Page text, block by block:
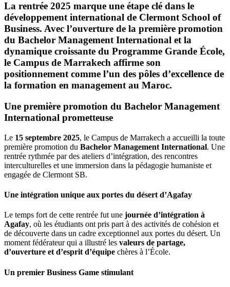
La rentrée 2025 marque une étape clé dans le
développement international de Clermont School of
Business. Avec l’ouverture de la première promotion
du Bachelor Management International et la
dynamique croissante du Programme Grande École,
le Campus de Marrakech affirme son
positionnement comme l’un des pôles d’excellence de
la formation en management au Maroc.
Une première promotion du Bachelor Management
International prometteuse
Le 15 septembre 2025, le Campus de Marrakech a accueilli la toute
première promotion du Bachelor Management International. Une
rentrée rythmée par des ateliers d’intégration, des rencontres
interculturelles et une immersion dans la pédagogie humaniste et
engagée de Clermont SB.
Une intégration unique aux portes du désert d’Agafay
Le temps fort de cette rentrée fut une journée d’intégration à
Agafay, où les étudiants ont pris part à des activités de cohésion et
de découverte dans un cadre exceptionnel aux portes du désert. Un
moment fédérateur qui a illustré les valeurs de partage,
d’ouverture et d’esprit d’équipe chères à l’École.
Un premier Business Game stimulant